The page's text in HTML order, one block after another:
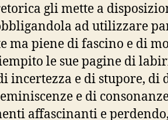
gli mette a
ad utilizzare
ma piene di fascino e di
le sue pagine di
incertezza e di stupore, di
e di
affascinanti e